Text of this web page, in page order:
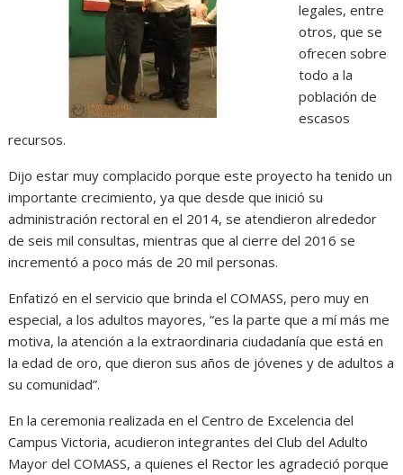
legales, entre
otros, que se
ofrecen sobre
todo a la
población de
escasos
recursos.
Dijo estar muy complacido porque este proyecto ha tenido un
importante crecimiento, ya que desde que inició su
administración rectoral en el 2014, se atendieron alrededor
de seis mil consultas, mientras que al cierre del 2016 se
incrementó a poco más de 20 mil personas.
Enfatizó en el servicio que brinda el COMASS, pero muy en
especial, a los adultos mayores, “es la parte que a mí más me
motiva, la atención a la extraordinaria ciudadanía que está en
la edad de oro, que dieron sus años de jóvenes y de adultos a
su comunidad”.
En la ceremonia realizada en el Centro de Excelencia del
Campus Victoria, acudieron integrantes del Club del Adulto
Mayor del COMASS, a quienes el Rector les agradeció porque